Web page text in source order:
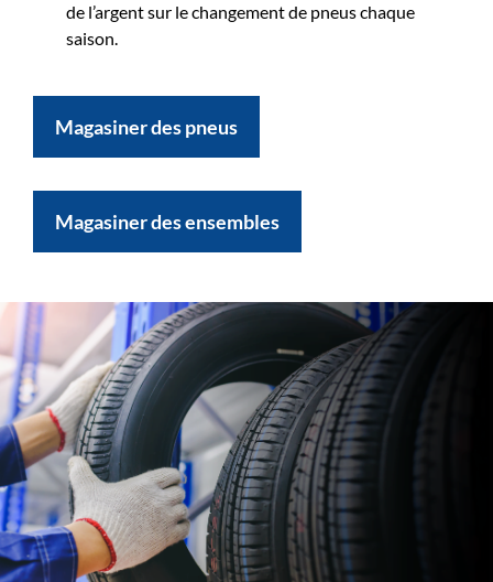
de l’argent sur le changement de pneus chaque
saison.
Magasiner des pneus
Magasiner des ensembles